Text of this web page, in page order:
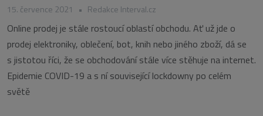
15. července 2021 • Redakce Interval.cz
Online prodej je stále rostoucí oblastí obchodu. Ať už jde o
prodej elektroniky, oblečení, bot, knih nebo jiného zboží, dá se
s jistotou říci, že se obchodování stále více stěhuje na internet.
Epidemie COVID-19 a s ní související lockdowny po celém
světě